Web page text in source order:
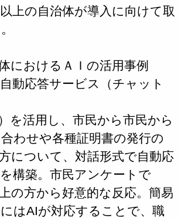
上の自治体が導入に向けて取
におけるＡＩの活用事例
動応答サービス（チャット
を活用し、市民から市民から
わせや各種証明書の発行の
について、対話形式で自動応
構築。市民アンケートで
の方から好意的な反応。簡易
はAIが対応することで、職